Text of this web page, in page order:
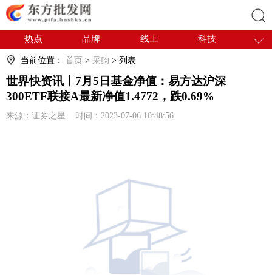
搜索
热点 品牌 线上
科技
干货
电商
会展
国内
当前位置： 首页 > 采购 > 列表
世界快资讯丨7月5日基金净值：易方达沪深
300ETF联接A最新净值1.4772，跌0.69%
来源：证券之星 时间：2023-07-06 10:48:56